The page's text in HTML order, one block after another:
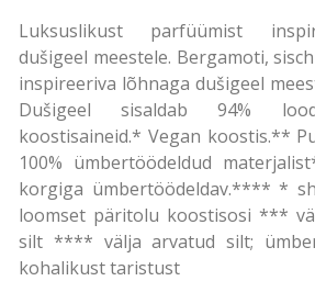
Luksuslikust parfüümist
dušigeel meestele. Bergamoti,
inspireeriva lõhnaga dušigeel
Dušigeel sisaldab 94%
koostisaineid.* Vegan koostis.**
100% ümbertöödeldud
korgiga ümbertöödeldav.**** *
loomset päritolu koostisosi ***
silt **** välja arvatud silt;
kohalikust taristust